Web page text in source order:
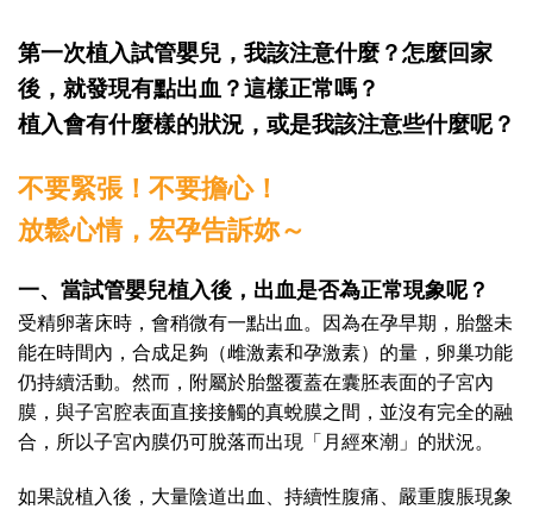
第一次植入試管嬰兒，我該注意什麼？怎麼回家
後，就發現有點出血？這樣正常嗎？
植入會有什麼樣的狀況，或是我該注意些什麼呢？
不要緊張！不要擔心！
放鬆心情，宏孕告訴妳～
一、當試管嬰兒植入後，出血是否為正常現象呢？
受精卵著床時，會稍微有一點出血。因為在孕早期，胎盤未
能在時間內，合成足夠（雌激素和孕激素）的量，卵巢功能
仍持續活動。然而，附屬於胎盤覆蓋在囊胚表面的子宮內
膜，與子宮腔表面直接接觸的真蛻膜之間，並沒有完全的融
合，所以子宮內膜仍可脫落而出現「月經來潮」的狀況。
如果說植入後，大量陰道出血、持續性腹痛、嚴重腹脹現象